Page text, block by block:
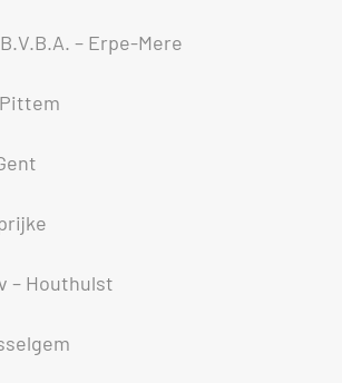
– Erpe-Mere
– Houthulst